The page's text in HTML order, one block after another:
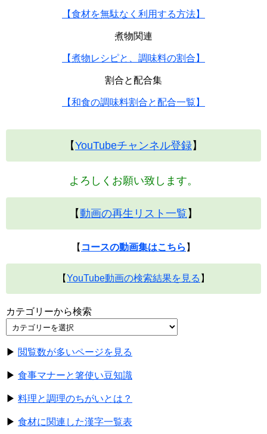
【食材を無駄なく利用する方法】
煮物関連
【煮物レシピと、調味料の割合】
割合と配合集
【和食の調味料割合と配合一覧】
【YouTubeチャンネル登録】
よろしくお願い致します。
【動画の再生リスト一覧 】
【 コースの動画集はこちら 】
【YouTube動画の検索結果を見る 】
カテゴリーから検索
▶ 閲覧数が多いページを見る
▶ 食事マナーと箸使い豆知識
▶ 料理と調理のちがいとは？
▶ 食材に関連した漢字一覧表